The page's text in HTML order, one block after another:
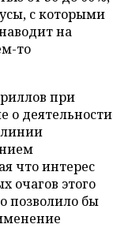
с которыми
на
то
при
о деятельности
что интерес
очагов этого
позволило бы